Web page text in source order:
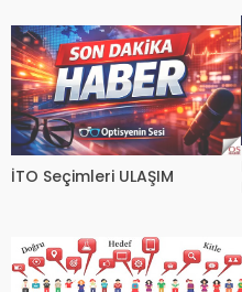
İTO Seçimleri ULAŞIM